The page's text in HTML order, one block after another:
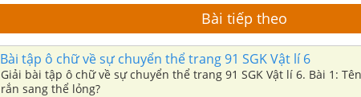
Bài tiếp theo
Bài tập ô chữ về sự chuyển thể trang 91 SGK Vật lí 6
Giải bài tập ô chữ về sự chuyển thể trang 91 SGK Vật lí 6. Bài 1:
rắn sang thể lỏng?